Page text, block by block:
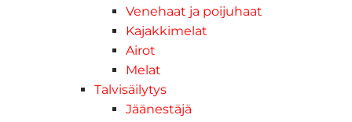
Venehaat ja poijuhaat
Kajakkimelat
Airot
Melat
Talvisäilytys
Jäänestäjä